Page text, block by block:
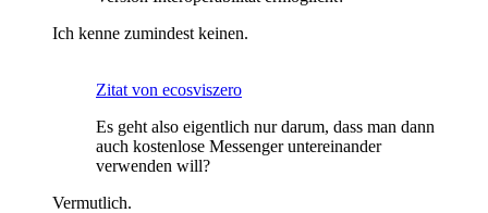
Ich kenne zumindest keinen.
Zitat von ecosviszero
Es geht also eigentlich nur darum, dass man dann
auch kostenlose Messenger untereinander
verwenden will?
Vermutlich.